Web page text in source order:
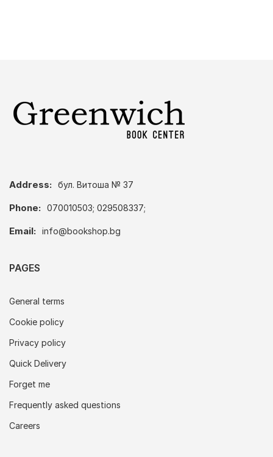
Address: бул. Витоша № 37
Phone: 070010503; 029508337;
Email: info@bookshop.bg
PAGES
General terms
Cookie policy
Privacy policy
Quick Delivery
Forget me
Frequently asked questions
Careers